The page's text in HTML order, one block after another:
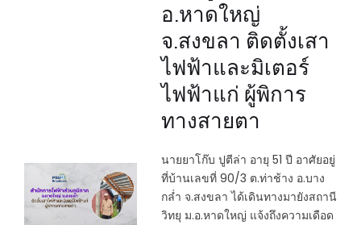
อ.หาดใหญ่
จ.สงขลา ติดตั้งเสา
ไฟฟ้าและมิเตอร์
ไฟฟ้าแก่ ผู้พิการ
ทางสายตา
นายยาโก๊บ ปูตีล่า อายุ 51 ปี อาศัยอยู่
ที่บ้านเลขที่ 90/3 ต.ท่าช้าง อ.บาง
กล่ำ จ.สงขลา ได้เดินทางมายังสถานี
วิทยุ ม.อ.หาดใหญ่ แจ้งถึงความเดือด